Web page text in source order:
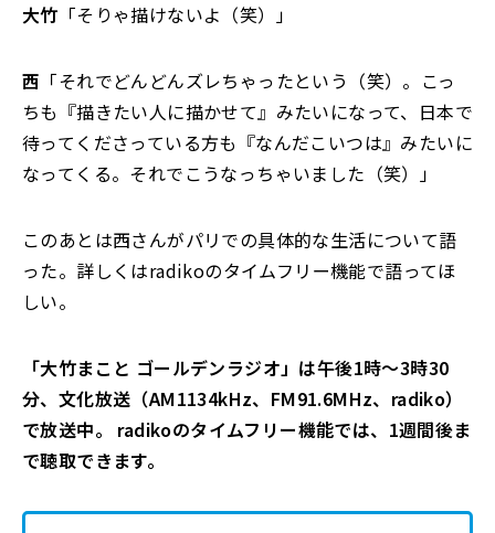
大竹 「そりゃ描けないよ（笑）」
西 「それでどんどんズレちゃったという（笑）。こっ
ちも『描きたい人に描かせて』みたいになって、日本で
待ってくださっている方も『なんだこいつは』みたいに
なってくる。それでこうなっちゃいました（笑）」
このあとは西さんがパリでの具体的な生活について語
った。詳しくはradikoのタイムフリー機能で語ってほ
しい。
「大竹まこと ゴールデンラジオ」は午後1時～3時30
分、文化放送（AM1134kHz、FM91.6MHz、radiko）
で放送中。 radikoのタイムフリー機能では、1週間後ま
で聴取できます。